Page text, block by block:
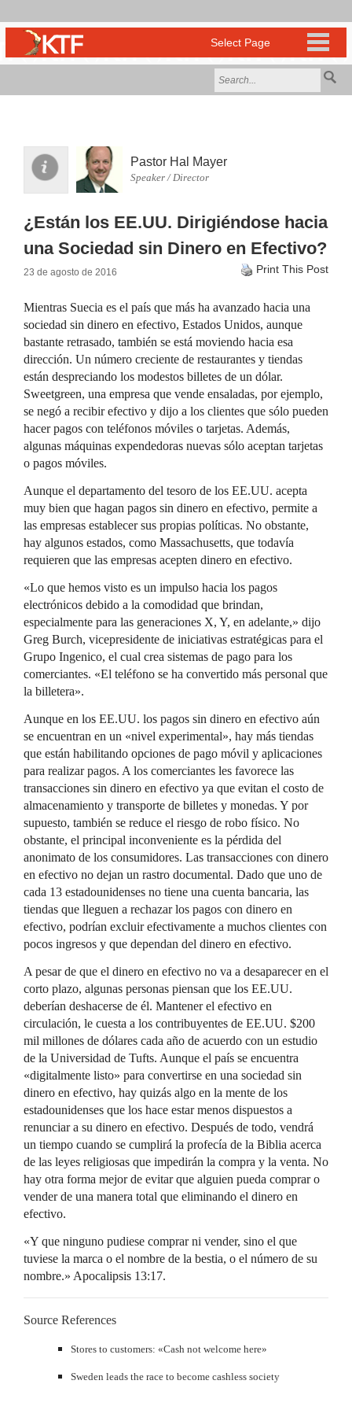
Pastor Hal Mayer
Speaker / Director
¿Están los EE.UU. Dirigiéndose hacia
una Sociedad sin Dinero en Efectivo?
23 de agosto de 2016 Print This Post
Mientras Suecia es el país que más ha avanzado hacia una
sociedad sin dinero en efectivo, Estados Unidos, aunque
bastante retrasado, también se está moviendo hacia esa
dirección. Un número creciente de restaurantes y tiendas
están despreciando los modestos billetes de un dólar.
Sweetgreen, una empresa que vende ensaladas, por ejemplo,
se negó a recibir efectivo y dijo a los clientes que sólo pueden
hacer pagos con teléfonos móviles o tarjetas. Además,
algunas máquinas expendedoras nuevas sólo aceptan tarjetas
o pagos móviles.
Aunque el departamento del tesoro de los EE.UU. acepta
muy bien que hagan pagos sin dinero en efectivo, permite a
las empresas establecer sus propias políticas. No obstante,
hay algunos estados, como Massachusetts, que todavía
requieren que las empresas acepten dinero en efectivo.
«Lo que hemos visto es un impulso hacia los pagos
electrónicos debido a la comodidad que brindan,
especialmente para las generaciones X, Y, en adelante,» dijo
Greg Burch, vicepresidente de iniciativas estratégicas para el
Grupo Ingenico, el cual crea sistemas de pago para los
comerciantes. «El teléfono se ha convertido más personal que
la billetera».
Aunque en los EE.UU. los pagos sin dinero en efectivo aún
se encuentran en un «nivel experimental», hay más tiendas
que están habilitando opciones de pago móvil y aplicaciones
para realizar pagos. A los comerciantes les favorece las
transacciones sin dinero en efectivo ya que evitan el costo de
almacenamiento y transporte de billetes y monedas. Y por
supuesto, también se reduce el riesgo de robo físico. No
obstante, el principal inconveniente es la pérdida del
anonimato de los consumidores. Las transacciones con dinero
en efectivo no dejan un rastro documental. Dado que uno de
cada 13 estadounidenses no tiene una cuenta bancaria, las
tiendas que lleguen a rechazar los pagos con dinero en
efectivo, podrían excluir efectivamente a muchos clientes con
pocos ingresos y que dependan del dinero en efectivo.
A pesar de que el dinero en efectivo no va a desaparecer en el
corto plazo, algunas personas piensan que los EE.UU.
deberían deshacerse de él. Mantener el efectivo en
circulación, le cuesta a los contribuyentes de EE.UU. $200
mil millones de dólares cada año de acuerdo con un estudio
de la Universidad de Tufts. Aunque el país se encuentra
«digitalmente listo» para convertirse en una sociedad sin
dinero en efectivo, hay quizás algo en la mente de los
estadounidenses que los hace estar menos dispuestos a
renunciar a su dinero en efectivo. Después de todo, vendrá
un tiempo cuando se cumplirá la profecía de la Biblia acerca
de las leyes religiosas que impedirán la compra y la venta. No
hay otra forma mejor de evitar que alguien pueda comprar o
vender de una manera total que eliminando el dinero en
efectivo.
«Y que ninguno pudiese comprar ni vender, sino el que
tuviese la marca o el nombre de la bestia, o el número de su
nombre.» Apocalipsis 13:17.
Source References
​Stores to customers: «Cash not welcome here»
Sweden leads the race to become cashless society